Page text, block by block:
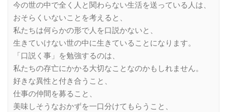
今の世の中で全く人と関わらない生活を送っている人は、
おそらくいないことを考えると、
私たちは何らかの形で人を口説かないと、
生きていけない世の中に生きていることになります。
「口説く事」を勉強するのは、
私たちの存亡にかかる大切なことなのかもしれません。
好きな異性と付き合うこと、
仕事の仲間を募ること、
美味しそうなおかずを一口分けてもらうこと、